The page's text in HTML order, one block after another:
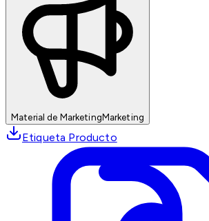
Material de MarketingMarketing
Etiqueta Producto